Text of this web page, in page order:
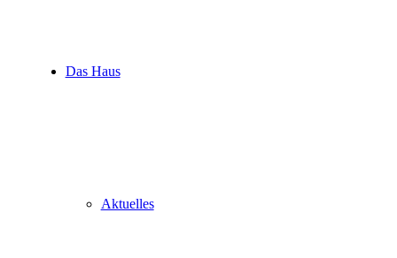
Das Haus
Aktuelles